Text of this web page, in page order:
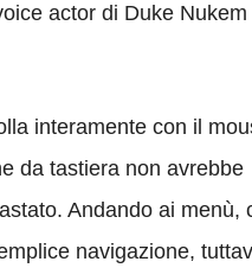
actor di Duke
interamente con il
da tastiera non avrebbe
Andando ai menù,
navigazione,